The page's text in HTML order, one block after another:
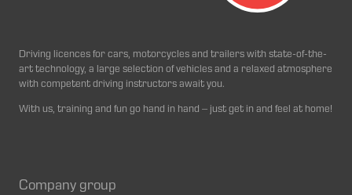
Driving licences for cars, motorcycles and trailers with state-of-the-
art technology, a large selection of vehicles and a relaxed atmosphere
with competent driving instructors await you.
With us, training and fun go hand in hand – just get in and feel at home!
Company group